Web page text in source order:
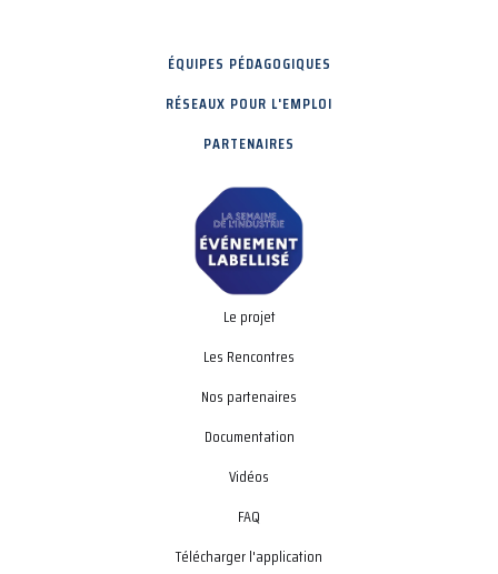
ÉQUIPES PÉDAGOGIQUES
RÉSEAUX POUR L'EMPLOI
PARTENAIRES
Le projet
Les Rencontres
Nos partenaires
Documentation
Vidéos
FAQ
Télécharger l'application